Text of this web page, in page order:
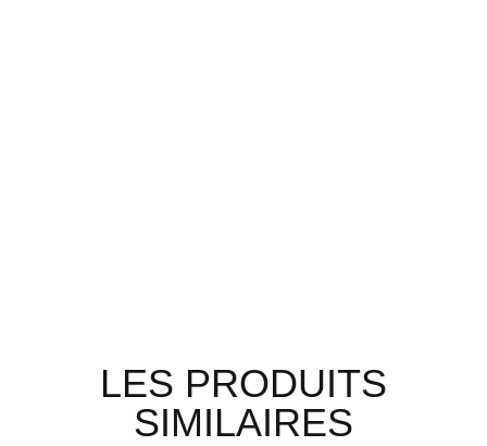
LES PRODUITS
SIMILAIRES